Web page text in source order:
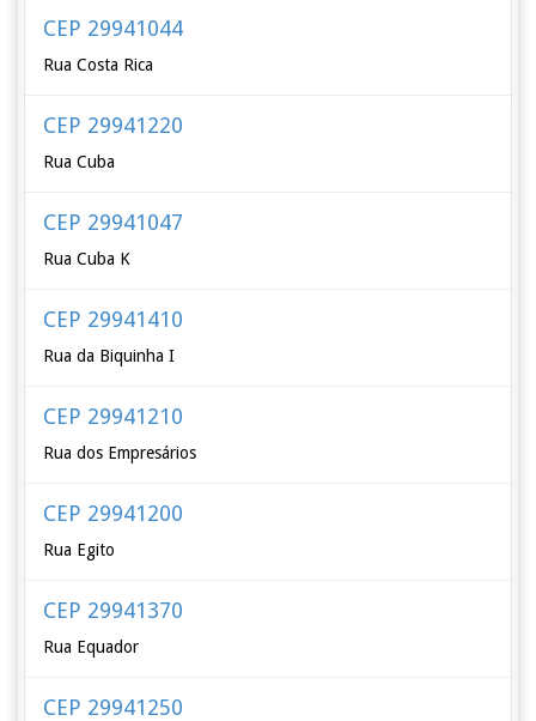
CEP 29941044
Rua Costa Rica
CEP 29941220
Rua Cuba
CEP 29941047
Rua Cuba K
CEP 29941410
Rua da Biquinha I
CEP 29941210
Rua dos Empresários
CEP 29941200
Rua Egito
CEP 29941370
Rua Equador
CEP 29941250